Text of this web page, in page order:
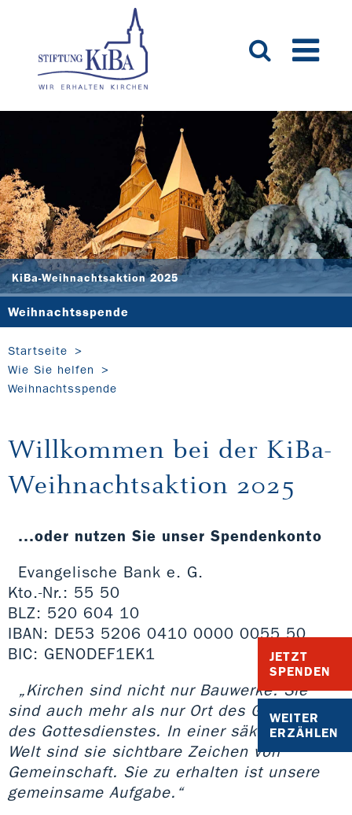
KiBa-Weihnachtsaktion 2025
JETZT
SPENDEN
WEITER
ERZÄHLEN
Weihnachtsspende
Startseite
Wie Sie helfen
Weihnachtsspende
Willkommen bei der KiBa-
Weihnachtsaktion 2025
...oder nutzen Sie unser Spendenkonto
Evangelische Bank e. G.
Kto.-Nr.: 55 50
BLZ: 520 604 10
IBAN: DE53 5206 0410 0000 0055 50
BIC: GENODEF1EK1
„Kirchen sind nicht nur Bauwerke. Sie
sind auch mehr als nur Ort des Gebets und
des Gottesdienstes. In einer säkularen
Welt sind sie sichtbare Zeichen von
Gemeinschaft. Sie zu erhalten ist unsere
gemeinsame Aufgabe.“